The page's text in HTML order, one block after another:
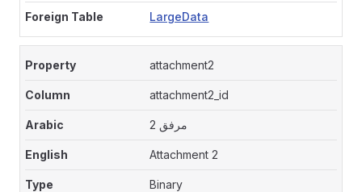
LargeData
attachment2
attachment2_id
مرفق 2
Attachment 2
Binary